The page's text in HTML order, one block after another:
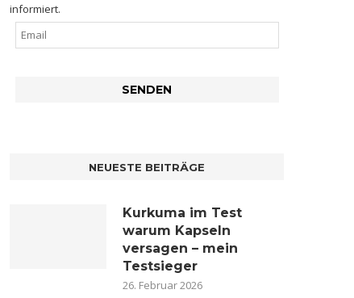
informiert.
NEUESTE BEITRÄGE
Kurkuma im Test
warum Kapseln
versagen – mein
Testsieger
26. Februar 2026